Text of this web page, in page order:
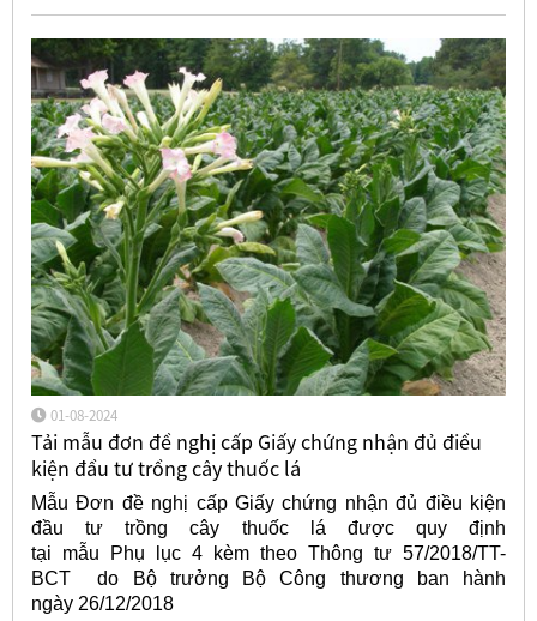
01-08-2024
Tải mẫu đơn đề nghị cấp Giấy chứng nhận đủ điều
kiện đầu tư trồng cây thuốc lá
Mẫu Đơn đề nghị cấp Giấy chứng nhận đủ điều kiện
đầu tư trồng cây thuốc lá được quy định
tại mẫu Phụ lục 4 kèm theo Thông tư 57/2018/TT-
BCT do Bộ trưởng Bộ Công thương ban hành
ngày 26/12/2018